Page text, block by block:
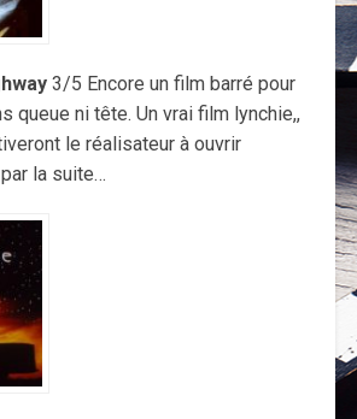
3/5 Encore un film barré pour
queue ni tête. Un vrai film lynchie,,
le réalisateur à ouvrir
la suite…